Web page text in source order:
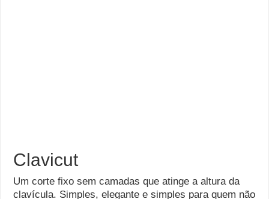
Clavicut
Um corte fixo sem camadas que atinge a altura da
clavícula. Simples, elegante e simples para quem não